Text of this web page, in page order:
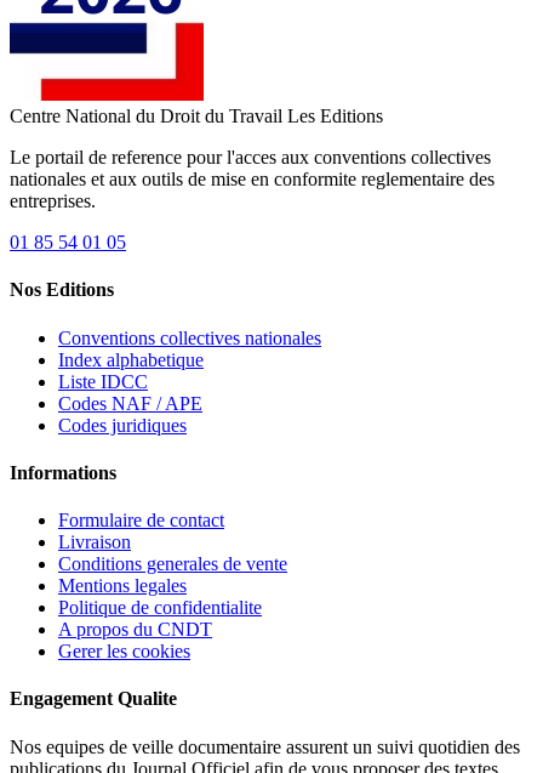
Centre National du Droit du Travail Les Editions
Le portail de reference pour l'acces aux conventions collectives
nationales et aux outils de mise en conformite reglementaire des
entreprises.
01 85 54 01 05
Nos Editions
Conventions collectives nationales
Index alphabetique
Liste IDCC
Codes NAF / APE
Codes juridiques
Informations
Formulaire de contact
Livraison
Conditions generales de vente
Mentions legales
Politique de confidentialite
A propos du CNDT
Gerer les cookies
Engagement Qualite
Nos equipes de veille documentaire assurent un suivi quotidien des
publications du Journal Officiel afin de vous proposer des textes